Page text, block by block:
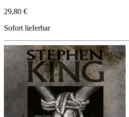
29,80 €
Sofort lieferbar